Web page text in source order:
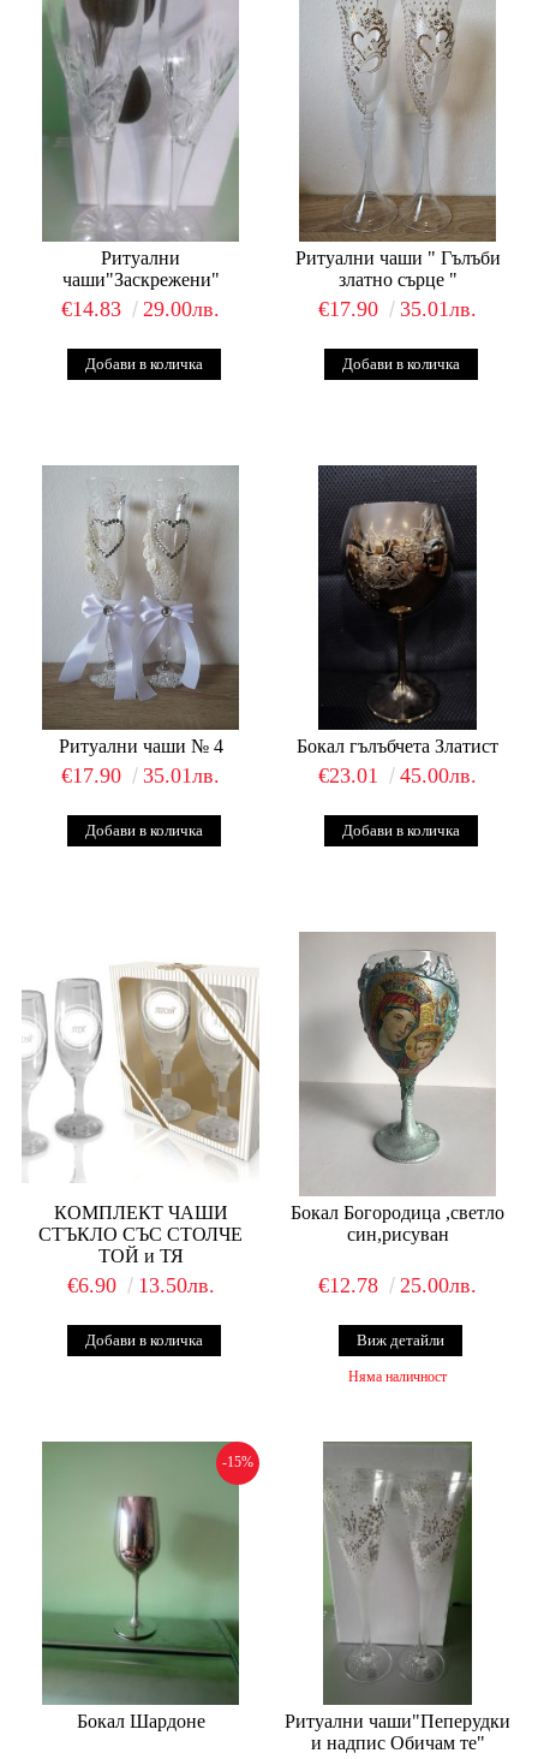
Ритуални
чаши"Заскрежени"
€14.83 29.00лв.
Ритуални чаши " Гълъби
златно сърце "
€17.90 35.01лв.
Ритуални чаши № 4
€17.90 35.01лв.
Бокал гълъбчета Златист
€23.01 45.00лв.
КОМПЛЕКТ ЧАШИ
СТЪКЛО СЪС СТОЛЧЕ
ТОЙ и ТЯ
€6.90 13.50лв.
Бокал Богородица ,светло
син,рисуван
€12.78 25.00лв.
Виж детайли
Няма наличност
-15%
Бокал Шардоне
Ритуални чаши"Пеперудки
и надпис Обичам те"